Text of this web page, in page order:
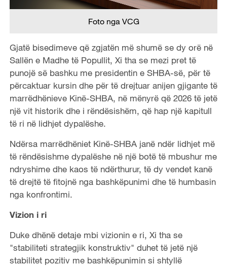
Foto nga VCG
Gjatë bisedimeve që zgjatën më shumë se dy orë në
Sallën e Madhe të Popullit, Xi tha se mezi pret të
punojë së bashku me presidentin e SHBA-së, për të
përcaktuar kursin dhe për të drejtuar anijen gjigante të
marrëdhënieve Kinë-SHBA, në mënyrë që 2026 të jetë
një vit historik dhe i rëndësishëm, që hap një kapitull
të ri në lidhjet dypalëshe.
Ndërsa marrëdhëniet Kinë-SHBA janë ndër lidhjet më
të rëndësishme dypalëshe në një botë të mbushur me
ndryshime dhe kaos të ndërthurur, të dy vendet kanë
të drejtë të fitojnë nga bashkëpunimi dhe të humbasin
nga konfrontimi.
Vizion i ri
Duke dhënë detaje mbi vizionin e ri, Xi tha se
"stabiliteti strategjik konstruktiv" duhet të jetë një
stabilitet pozitiv me bashkëpunimin si shtyllë